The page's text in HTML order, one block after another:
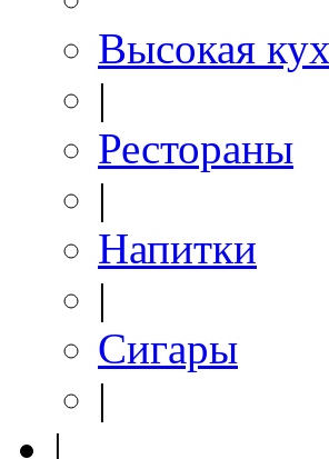
Высокая
|
Рестораны
|
Напитки
|
Сигары
|
|